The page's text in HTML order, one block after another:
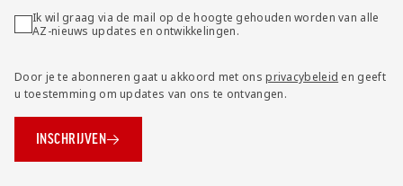
Ik wil graag via de mail op de hoogte gehouden worden van alle
AZ-nieuws updates en ontwikkelingen.
Door je te abonneren gaat u akkoord met onsprivacybeleid en geeft
u toestemming om updates van ons te ontvangen.
INSCHRIJVEN